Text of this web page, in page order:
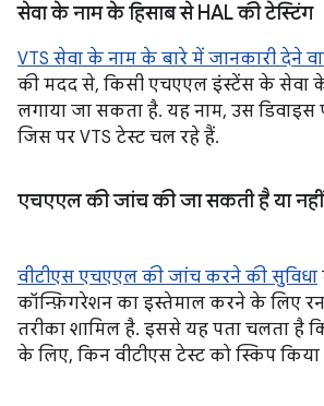
सेवा के नाम के हिसाब से HAL की टेस्टिंग
VTS सेवा के नाम के बारे में जानकारी देने
की मदद से, किसी एचएएल इंस्टेंस के सेवा
लगाया जा सकता है. यह नाम, उस डिवाइस
जिस पर VTS टेस्ट चल रहे हैं.
एचएएल की जांच की जा सकती है या नहीं
वीटीएस एचएएल की जांच करने की सुविधा
कॉन्फ़िगरेशन का इस्तेमाल करने के लिए
तरीका शामिल है. इससे यह पता चलता है
के लिए, किन वीटीएस टेस्ट को स्किप किया